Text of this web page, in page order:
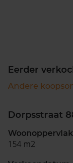
Eerder
Andere
Dorpsstraat
Woonoppervlak
154 m2